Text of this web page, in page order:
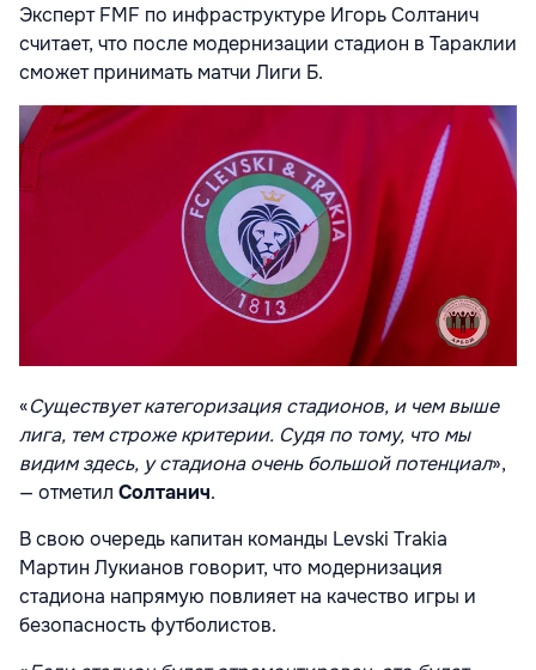
Эксперт FMF по инфраструктуре Игорь Солтанич
считает, что после модернизации стадион в Тараклии
сможет принимать матчи Лиги Б.
«Существует категоризация стадионов, и чем выше
лига, тем строже критерии. Судя по тому, что мы
видим здесь, у стадиона очень большой потенциал»,
— отметил Солтанич.
В свою очередь капитан команды Levski Trakia
Мартин Лукианов говорит, что модернизация
стадиона напрямую повлияет на качество игры и
безопасность футболистов.